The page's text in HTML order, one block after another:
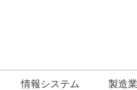
情報システム 製造業